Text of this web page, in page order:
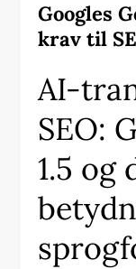
Googles
krav til
AI-
SEO:
1.5 og